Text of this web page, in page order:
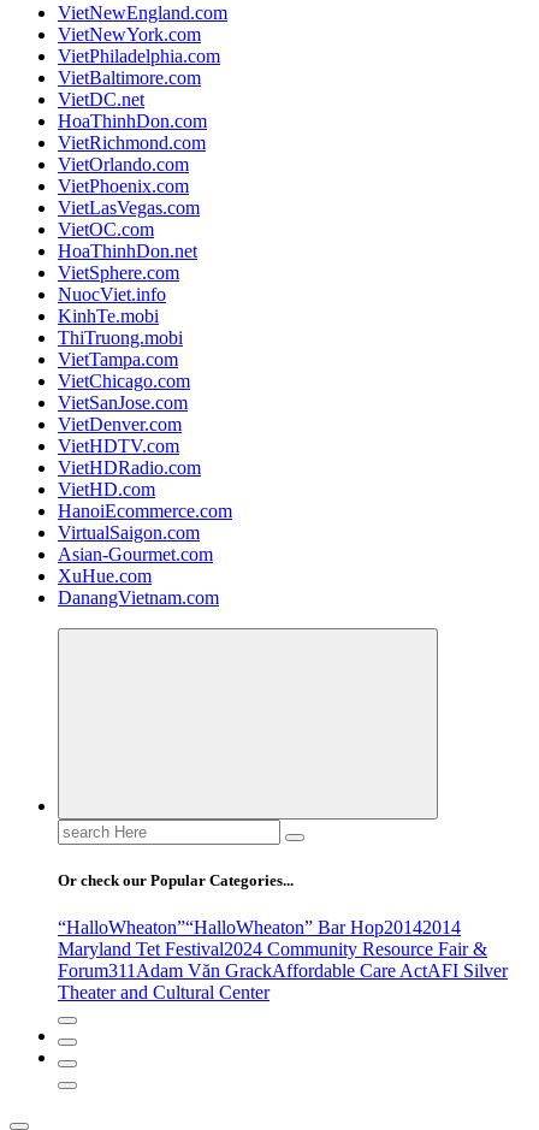
VietNewEngland.com
VietNewYork.com
VietPhiladelphia.com
VietBaltimore.com
VietDC.net
HoaThinhDon.com
VietRichmond.com
VietOrlando.com
VietPhoenix.com
VietLasVegas.com
VietOC.com
HoaThinhDon.net
VietSphere.com
NuocViet.info
KinhTe.mobi
ThiTruong.mobi
VietTampa.com
VietChicago.com
VietSanJose.com
VietDenver.com
VietHDTV.com
VietHDRadio.com
VietHD.com
HanoiEcommerce.com
VirtualSaigon.com
Asian-Gourmet.com
XuHue.com
DanangVietnam.com
Search
for:
Or check our Popular Categories...
“HalloWheaton”“HalloWheaton” Bar Hop20142014
Maryland Tet Festival2024 Community Resource Fair &
Forum311 Adam Văn GrackAffordable Care ActAFI Silver
Theater and Cultural Center